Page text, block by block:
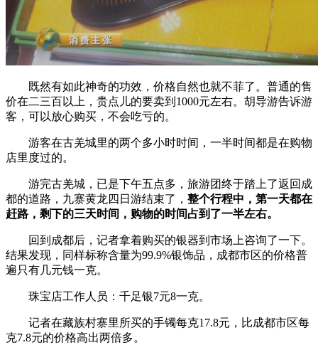
既然有如此神奇的功效，价格自然也就不菲了。普通的售
价在二三百以上，贵点儿的要卖到1000元左右。胡导游告诉游
客，可以放心购买，不会吃亏的。
游客在古羌城里的两个多小时时间，一半时间都是在购物
店里度过的。
游完古羌城，已是下午五点多，旅游团终于踏上了返回成
都的道路，九寨黄龙四日游结束了， 整个行程中，第一天都在
赶路，剩下的三天时间，购物的时间占到了一半左右。
回到成都后，记者拿着购买的银器到市场上咨询了一下。
结果发现，同样标称含量为99.9%银饰品，成都市区的价格普
遍只有几元钱一克。
珠宝店工作人员：千足银7元8一克。
记者在藏族村寨里所买的手镯每克17.8元，比成都市区每
克7.8元的价格高出两倍多。